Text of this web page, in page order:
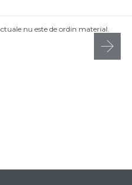
nu este de ordin material.